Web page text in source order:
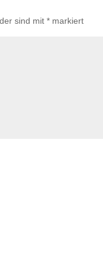
sind mit* markiert